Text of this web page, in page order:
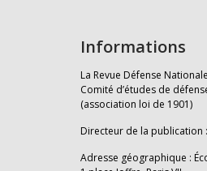
Informations
La Revue Défense
Comité d’études de
(association loi de 1901)
Directeur de la publication
Adresse géographique :